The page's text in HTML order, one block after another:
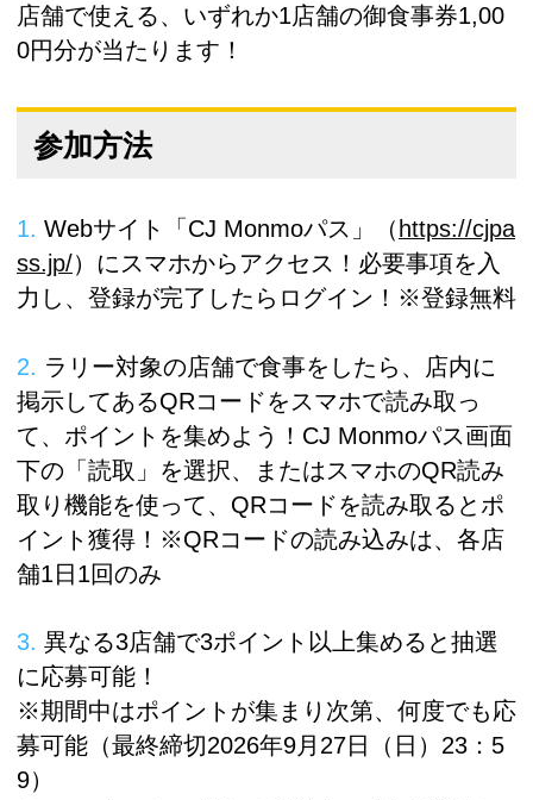
店舗で使える、いずれか1店舗の御食事券1,00
0円分が当たります！
参加方法
Webサイト「CJ Monmoパス」（ https://cjpa
ss.jp/）にスマホからアクセス！必要事項を入
力し、登録が完了したらログイン！※登録無料
ラリー対象の店舗で食事をしたら、店内に
掲示してあるQRコードをスマホで読み取っ
て、ポイントを集めよう！CJ Monmoパス画面
下の「読取」を選択、またはスマホのQR読み
取り機能を使って、QRコードを読み取るとポ
イント獲得！※QRコードの読み込みは、各店
舗1日1回のみ
異なる3店舗で3ポイント以上集めると抽選
に応募可能！
※期間中はポイントが集まり次第、何度でも応
募可能（最終締切2026年9月27日（日）23：5
9）